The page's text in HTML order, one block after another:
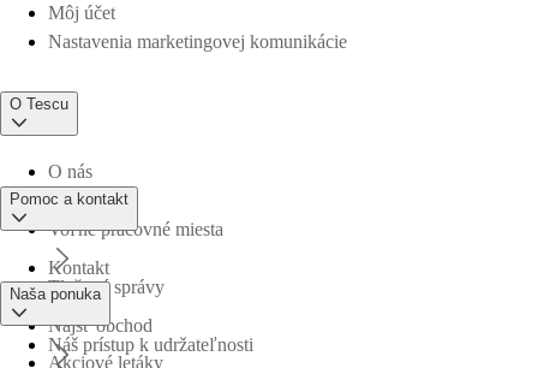
Môj účet
Nastavenia marketingovej komunikácie
O Tescu
O nás
Voľné pracovné miesta
Tlačové správy
Náš prístup k udržateľnosti
Pomoc a kontakt
Kontakt
Nájsť obchod
Naša ponuka
Akciové letáky